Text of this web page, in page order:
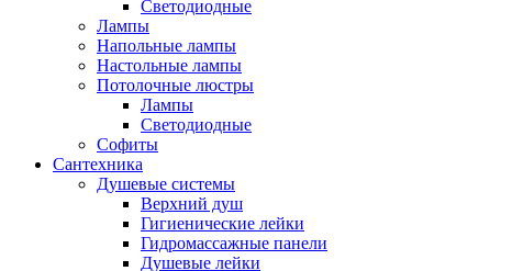
Светодиодные
Лампы
Напольные лампы
Настольные лампы
Потолочные люстры
Лампы
Светодиодные
Софиты
Сантехника
Душевые системы
Верхний душ
Гигиенические лейки
Гидромассажные панели
Душевые лейки